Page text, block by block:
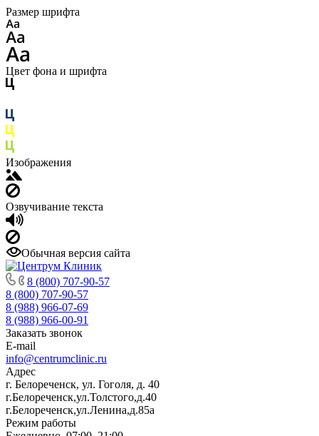
Размер шрифта
Цвет фона и шрифта
Изображения
Озвучивание текста
Обычная версия сайта
8 (800) 707-90-57
8 (800) 707-90-57
8 (988) 966-07-69
8 (988) 966-00-91
Заказать звонок
E-mail
info@centrumclinic.ru
Адрес
г. Белореченск, ул. Гоголя, д. 40
г.Белореченск,ул.Толстого,д.40
г.Белореченск,ул.Ленина,д.85а
Режим работы